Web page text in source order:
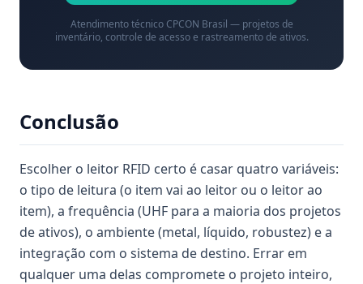
Atendimento técnico CPCON Brasil — projetos de
inventário, controle de acesso e rastreamento de ativos.
Conclusão
Escolher o leitor RFID certo é casar quatro variáveis:
o tipo de leitura (o item vai ao leitor ou o leitor ao
item), a frequência (UHF para a maioria dos projetos
de ativos), o ambiente (metal, líquido, robustez) e a
integração com o sistema de destino. Errar em
qualquer uma delas compromete o projeto inteiro,